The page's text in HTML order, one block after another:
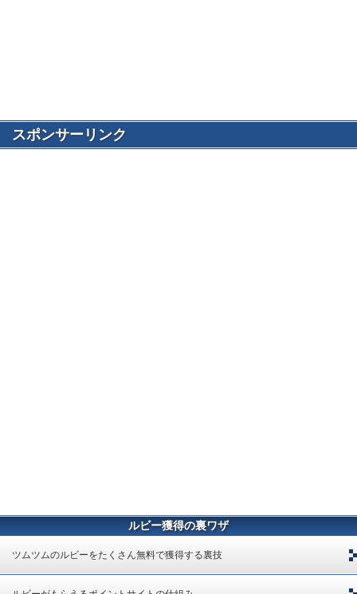
スポンサーリンク
ルビー獲得の裏ワザ
ツムツムのルビーをたくさん無料で獲得する裏技